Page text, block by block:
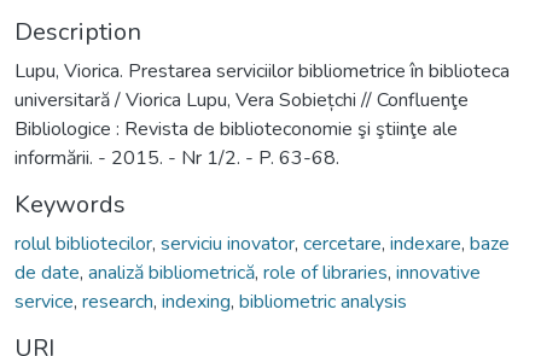
Description
Lupu, Viorica. Prestarea serviciilor bibliometrice în biblioteca
universitară / Viorica Lupu, Vera Sobiețchi // Confluenţe
Bibliologice : Revista de biblioteconomie şi ştiinţe ale
informării. - 2015. - Nr 1/2. - P. 63-68.
Keywords
rolul bibliotecilor, serviciu inovator, cercetare, indexare, baze
de date, analiză bibliometrică, role of libraries, innovative
service, research, indexing, bibliometric analysis
URI